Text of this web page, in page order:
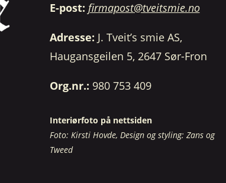
E-post: firmapost@tveitsmie.no
Adresse: J. Tveit’s smie AS,
Haugansgeilen 5, 2647 Sør-Fron
Org.nr.: 980 753 409
Interiørfoto på nettsiden
Foto: Kirsti Hovde, Design og styling: Zans og
Tweed